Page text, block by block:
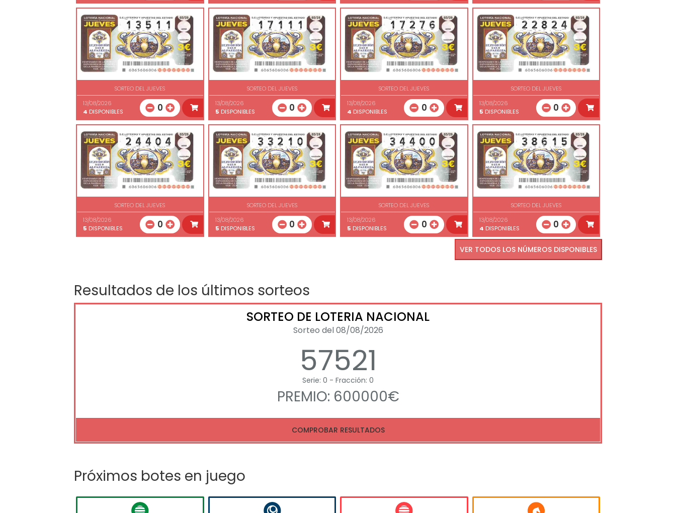
SORTEO DEL JUEVES
13/08/2026
4 DISPONIBLES 0
SORTEO DEL JUEVES
13/08/2026
5 DISPONIBLES 0
SORTEO DEL JUEVES
13/08/2026
4 DISPONIBLES 0
SORTEO DEL JUEVES
13/08/2026
5 DISPONIBLES 0
SORTEO DEL JUEVES
13/08/2026
5 DISPONIBLES 0
SORTEO DEL JUEVES
13/08/2026
5 DISPONIBLES 0
SORTEO DEL JUEVES
13/08/2026
5 DISPONIBLES 0
SORTEO DEL JUEVES
13/08/2026
4 DISPONIBLES 0
VER TODOS LOS NÚMEROS DISPONIBLES
Resultados de los últimos sorteos
SORTEO DE LOTERIA NACIONAL
Sorteo del 08/08/2026
57521
Serie: 0 - Fracción: 0
PREMIO: 600000€
COMPROBAR RESULTADOS
Próximos botes en juego